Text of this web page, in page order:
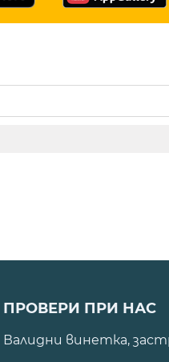
ПРОВЕРИ ПРИ НАС
Валидни винетка,